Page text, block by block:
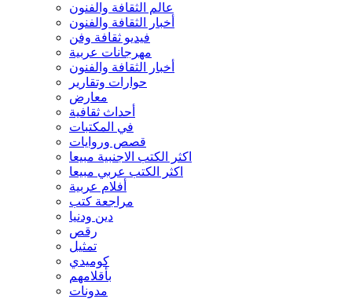
عالم الثقافة والفنون
أخبار الثقافة والفنون
فيديو ثقافة وفن
مهرجانات عربية
أخبار الثقافة والفنون
حوارات وتقارير
معارض
أحداث ثقافية
في المكتبات
قصص وروايات
اكثر الكتب الاجنبية مبيعا
اكثر الكتب عربي مبيعا
أفلام عربية
مراجعة كتب
دين ودنيا
رقص
تمثيل
كوميدي
بأقلامهم
مدونات